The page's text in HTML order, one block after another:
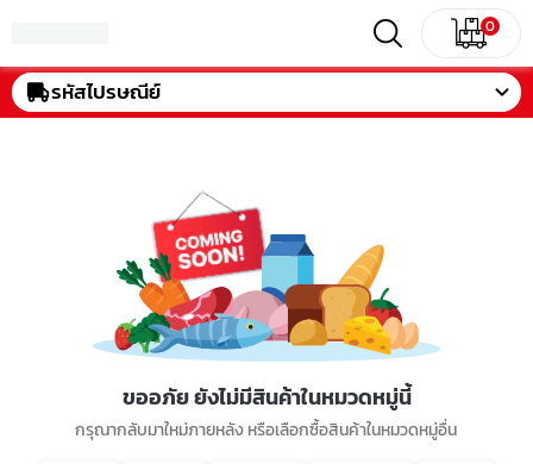
0
รหัสไปรษณีย์
ขออภัย ยังไม่มีสินค้าในหมวดหมู่นี้
กรุณากลับมาใหม่ภายหลัง หรือเลือกซื้อสินค้าในหมวดหมู่อื่น